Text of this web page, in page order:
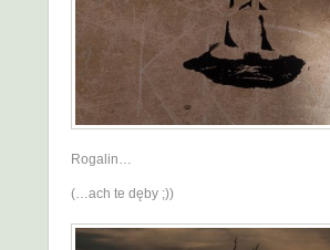
Rogalin…
(…ach te dęby ;))